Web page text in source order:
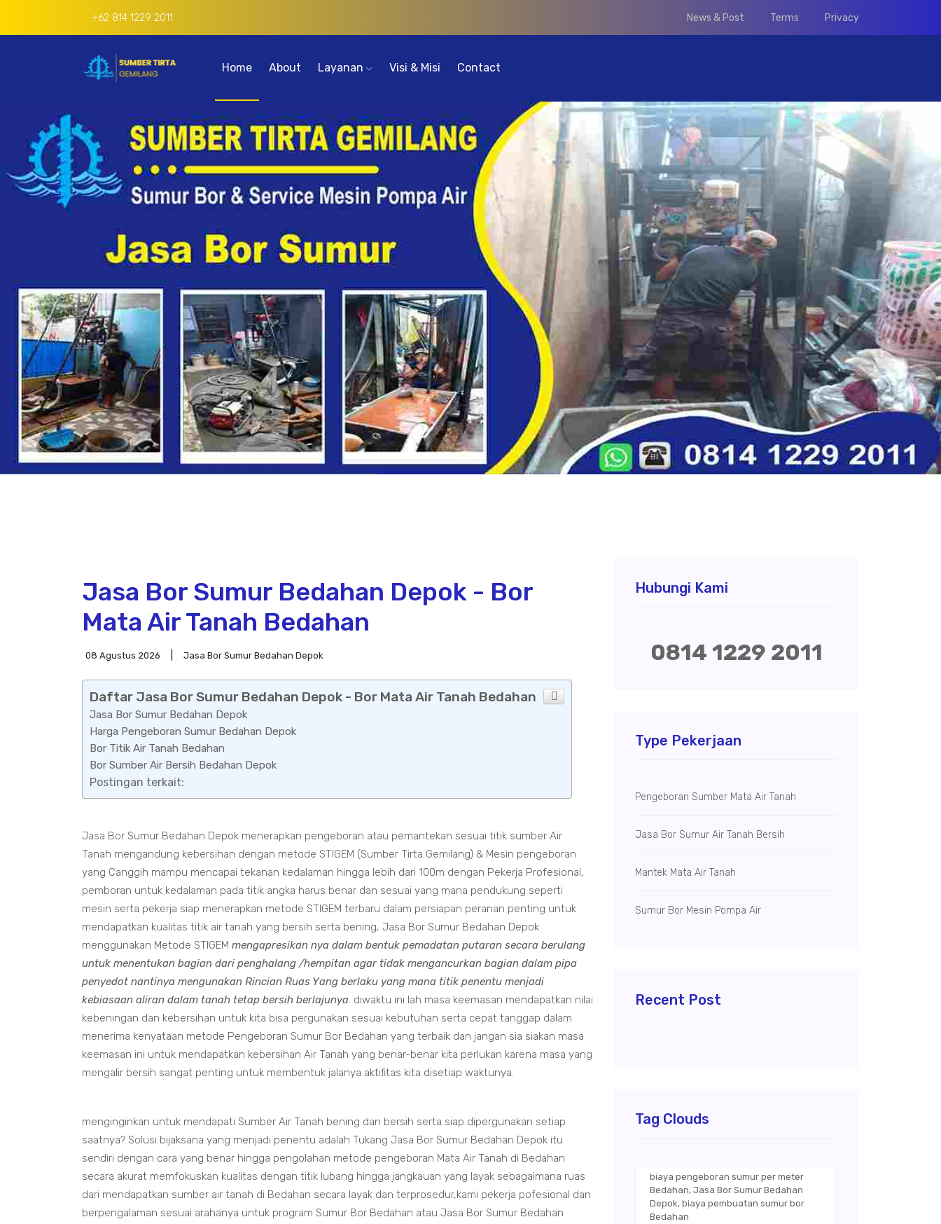
+62 814 1229 2011 News & Post Terms Privacy
Home About Layanan Visi & Misi Contact
Jasa Bor Sumur Bedahan Depok - Bor
Mata Air Tanah Bedahan
08 Agustus 2026 Jasa Bor Sumur Bedahan Depok
Daftar Jasa Bor Sumur Bedahan Depok - Bor Mata Air Tanah Bedahan
Jasa Bor Sumur Bedahan Depok
Harga Pengeboran Sumur Bedahan Depok
Bor Titik Air Tanah Bedahan
Bor Sumber Air Bersih Bedahan Depok
Postingan terkait:
Jasa Bor Sumur Bedahan Depok menerapkan pengeboran atau pemantekan sesuai titik sumber Air
Tanah mengandung kebersihan dengan metode STIGEM (Sumber Tirta Gemilang) & Mesin pengeboran
yang Canggih mampu mencapai tekanan kedalaman hingga lebih dari 100m dengan Pekerja Profesional,
pemboran untuk kedalaman pada titik angka harus benar dan sesuai yang mana pendukung seperti
mesin serta pekerja siap menerapkan metode STIGEM terbaru dalam persiapan peranan penting untuk
mendapatkan kualitas titik air tanah yang bersih serta bening, Jasa Bor Sumur Bedahan Depok
menggunakan Metode STIGEM mengapresikan nya dalam bentuk pemadatan putaran secara berulang
untuk menentukan bagian dari penghalang /hempitan agar tidak mengancurkan bagian dalam pipa
penyedot nantinya mengunakan Rincian Ruas Yang berlaku yang mana titik penentu menjadi
kebiasaan aliran dalam tanah tetap bersih berlajunya. diwaktu ini lah masa keemasan mendapatkan nilai
kebeningan dan kebersihan untuk kita bisa pergunakan sesuai kebutuhan serta cepat tanggap dalam
menerima kenyataan metode Pengeboran Sumur Bor Bedahan yang terbaik dan jangan sia siakan masa
keemasan ini untuk mendapatkan kebersihan Air Tanah yang benar-benar kita perlukan karena masa yang
mengalir bersih sangat penting untuk membentuk jalanya aktifitas kita disetiap waktunya.
menginginkan untuk mendapati Sumber Air Tanah bening dan bersih serta siap dipergunakan setiap
saatnya? Solusi bijaksana yang menjadi penentu adalah Tukang Jasa Bor Sumur Bedahan Depok itu
sendiri dengan cara yang benar hingga pengolahan metode pengeboran Mata Air Tanah di Bedahan
secara akurat memfokuskan kualitas dengan titik lubang hingga jangkauan yang layak sebagaimana ruas
dari mendapatkan sumber air tanah di Bedahan secara layak dan terprosedur,kami pekerja pofesional dan
berpengalaman sesuai arahanya untuk program Sumur Bor Bedahan atau Jasa Bor Sumur Bedahan
Hubungi Kami
0814 1229 2011
Type Pekerjaan
Pengeboran Sumber Mata Air Tanah
Jasa Bor Sumur Air Tanah Bersih
Mantek Mata Air Tanah
Sumur Bor Mesin Pompa Air
Recent Post
Tag Clouds
biaya pengeboran sumur per meter
Bedahan, Jasa Bor Sumur Bedahan
Depok, biaya pembuatan sumur bor
Bedahan